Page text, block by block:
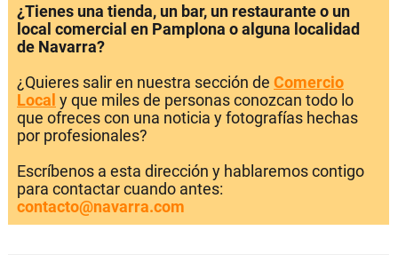
¿Tienes una tienda, un bar, un restaurante o un
local comercial en Pamplona o alguna localidad
de Navarra?
¿Quieres salir en nuestra sección de Comercio
Local y que miles de personas conozcan todo lo
que ofreces con una noticia y fotografías hechas
por profesionales?
Escríbenos a esta dirección y hablaremos contigo
para contactar cuando antes:
contacto@navarra.com